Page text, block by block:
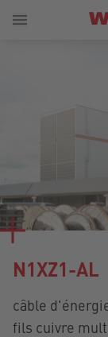
N1XZ1-AL
câble
fils cuivre